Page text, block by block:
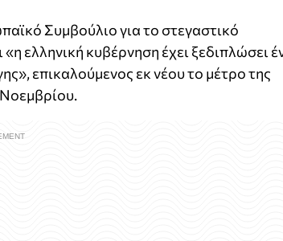
Συμβούλιο για το στεγαστικό
ελληνική κυβέρνηση έχει ξεδιπλώσει
επικαλούμενος εκ νέου το μέτρο της